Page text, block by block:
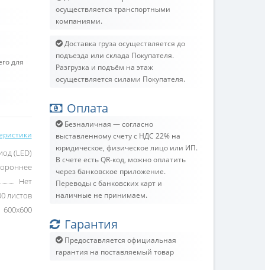
для
(LED)
Нет
листов
600х600
осуществляется транспортными
компаниями.
Доставка груза осуществляется до
подъезда или склада Покупателя.
Разгрузка и подъём на этаж
осуществляется силами Покупателя.
Оплата
Безналичная — согласно
выставленному счету c НДС 22% на
юридическое, физическое лицо или ИП.
В счете есть QR-код, можно оплатить
через банковское приложение.
Переводы с банковских карт и
наличные не принимаем.
Гарантия
Предоставляется официальная
гарантия на поставляемый товар